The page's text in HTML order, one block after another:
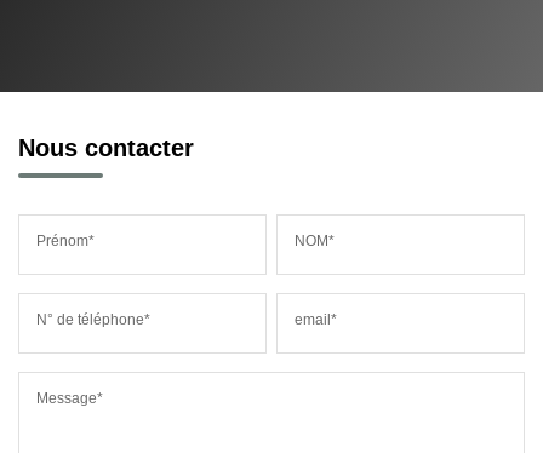
Nous contacter
Prénom* NOM*
N° de téléphone* email*
Message*